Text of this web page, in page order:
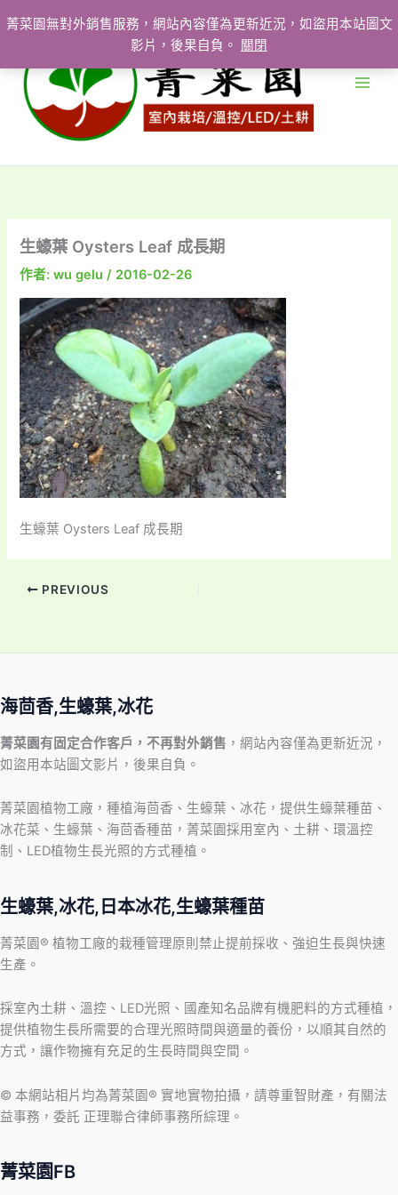
菁菜園無對外銷售服務，網站內容僅為更新近況，如盜用本站圖文
影片，後果自負。
關閉
至
要
生蠔葉 Oysters Leaf 成長期
作者:wu gelu/ 2016-02-26
生蠔葉 Oysters Leaf 成長期
PREVIOUS
海茴香,生蠔葉,冰花
菁菜園有固定合作客戶，不再對外銷售 ，網站內容僅為更新近況，
如盜用本站圖文影片，後果自負。
菁菜園植物工廠，種植海茴香、生蠔葉、冰花，提供生蠔葉種苗、
冰花菜、生蠔葉、海茴香種苗，菁菜園採用室內、土耕、環溫控
制、LED植物生長光照的方式種植。
生蠔葉,冰花,日本冰花,生蠔葉種苗
菁菜園® 植物工廠的栽種管理原則禁止提前採收、強迫生長與快速
生產。
採室內土耕、溫控、LED光照、國產知名品牌有機肥料的方式種植，
提供植物生長所需要的合理光照時間與適量的養份，以順其自然的
方式，讓作物擁有充足的生長時間與空間。
© 本網站相片均為菁菜園® 實地實物拍攝，請尊重智財產，有關法
益事務，委託 正理聯合律師事務所綜理。
菁菜園FB